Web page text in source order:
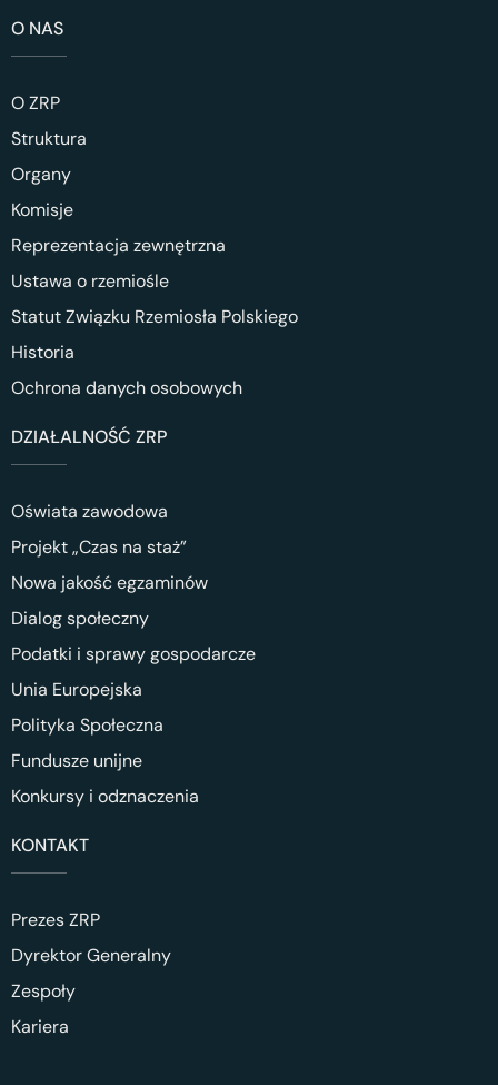
O NAS
O ZRP
Struktura
Organy
Komisje
Reprezentacja zewnętrzna
Ustawa o rzemiośle
Statut Związku Rzemiosła Polskiego
Historia
Ochrona danych osobowych
DZIAŁALNOŚĆ ZRP
Oświata zawodowa
Projekt „Czas na staż”
Nowa jakość egzaminów
Dialog społeczny
Podatki i sprawy gospodarcze
Unia Europejska
Polityka Społeczna
Fundusze unijne
Konkursy i odznaczenia
KONTAKT
Prezes ZRP
Dyrektor Generalny
Zespoły
Kariera